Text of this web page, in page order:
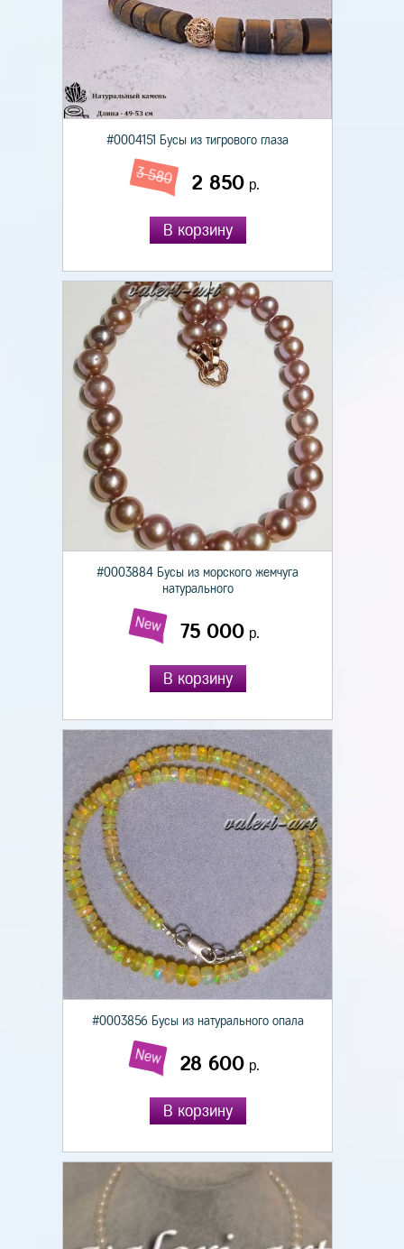
#0004151 Бусы из тигрового глаза
3 580 2 850р.
В корзину
#0003884 Бусы из морского жемчуга
натурального
New 75 000 р.
В корзину
#0003856 Бусы из натурального опала
New 28 600 р.
В корзину